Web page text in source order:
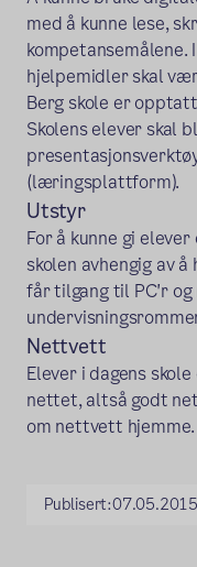
med å kunne lese,
kompetansemålene.
hjelpemidler skal
Berg skole er
Skolens elever skal
(læringsplattform).
Utstyr
For å kunne gi
skolen avhengig av
får tilgang til PC'r
Nettvett
Elever i dagens
nettet, altså godt
om nettvett hjemme.
Publisert:07.05.2015